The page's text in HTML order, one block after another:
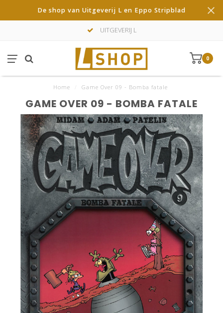
De shop van Uitgeverij L en Eppo Stripblad
UITGEVERIJ L
0
Home Game Over 09 - Bomba fatale
GAME OVER 09 - BOMBA FATALE